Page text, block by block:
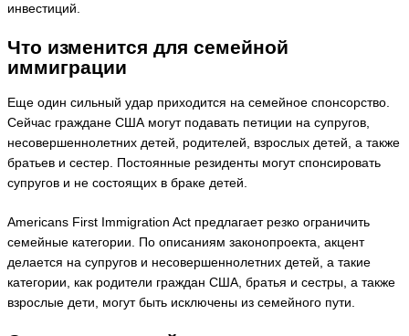
инвестиций.
Что изменится для семейной
иммиграции
Еще один сильный удар приходится на семейное спонсорство.
Сейчас граждане США могут подавать петиции на супругов,
несовершеннолетних детей, родителей, взрослых детей, а также
братьев и сестер. Постоянные резиденты могут спонсировать
супругов и не состоящих в браке детей.
Americans First Immigration Act предлагает резко ограничить
семейные категории. По описаниям законопроекта, акцент
делается на супругов и несовершеннолетних детей, а такие
категории, как родители граждан США, братья и сестры, а также
взрослые дети, могут быть исключены из семейного пути.